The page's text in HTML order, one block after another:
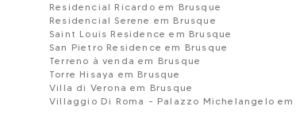
Residencial Ricardo em Brusque
Residencial Serene em Brusque
Saint Louis Residence em Brusque
San Pietro Residence em Brusque
Terreno à venda em Brusque
Torre Hisaya em Brusque
Villa di Verona em Brusque
Villaggio Di Roma - Palazzo Michelangelo em